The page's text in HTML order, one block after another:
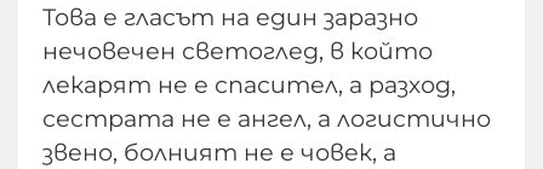
Това е гласът на един заразно
нечовечен светоглед, в който
лекарят не е спасител, а разход,
сестрата не е ангел, а логистично
звено, болният не е човек, а